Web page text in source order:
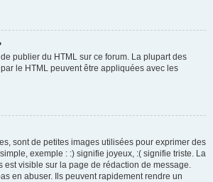
publier du HTML sur ce forum. La plupart des
le HTML peuvent être appliquées avec les
sont de petites images utilisées pour exprimer des
exemple : :) signifie joyeux, :( signifie triste. La
est visible sur la page de rédaction de message.
en abuser. Ils peuvent rapidement rendre un